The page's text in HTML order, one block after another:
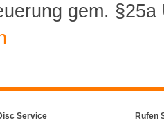
gem.
Service
Rufen